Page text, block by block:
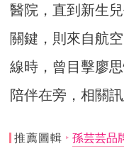
醫院，直到新生
關鍵，則來自航
線時，曾目擊廖
陪伴在旁，相關
推薦圖輯 孫芸芸品